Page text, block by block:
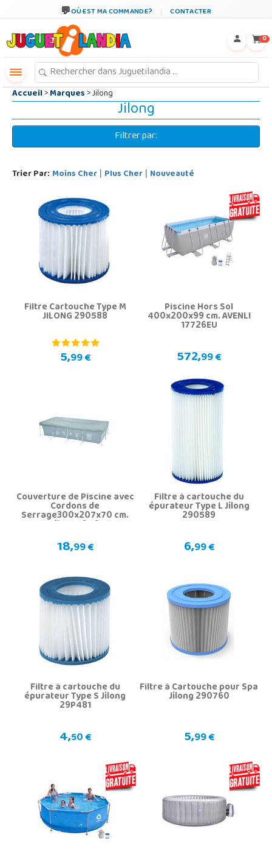
OÙ EST MA COMMANDE? CONTACTER
0
Accueil>Marques> Jilong
Jilong
Filtrer par:
Trier Par: Moins Cher | Plus Cher | Nouveauté
Filtre Cartouche Type M
JILONG 290588
5,99 €
Piscine Hors Sol
400x200x99 cm. AVENLI
17726EU
572,99 €
Couverture de Piscine avec
Cordons de
Serrage300x207x70 cm.
Jilong 16112
18,99 €
Filtre à cartouche du
épurateur Type L Jilong
290589
6,99 €
Filtre à cartouche du
épurateur Type S Jilong
29P481
4,50 €
Filtre à Cartouche pour Spa
Jilong 290760
5,99 €